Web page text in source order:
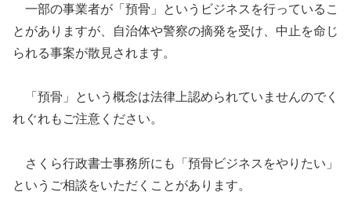
一部の事業者が「預骨」というビジネスを行っているこ
とがありますが、自治体や警察の摘発を受け、中止を命じ
られる事案が散見されます。
「預骨」という概念は法律上認められていませんのでく
れぐれもご注意ください。
さくら行政書士事務所にも「預骨ビジネスをやりたい」
というご相談をいただくことがあります。